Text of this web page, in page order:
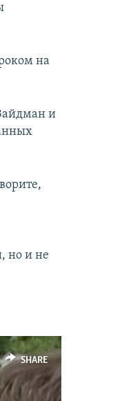
на
и
но и не
SHARE